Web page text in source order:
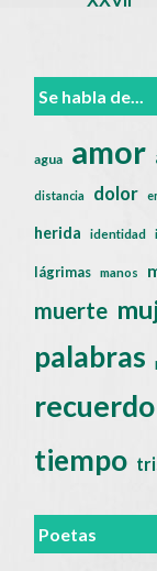
Se habla de...
agua amor
distancia dolor
herida identidad
lágrimas manos
muerte
palabras
recuerdo
tiempo
Poetas